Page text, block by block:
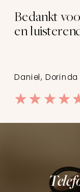
Daniel,
Bedankt
en